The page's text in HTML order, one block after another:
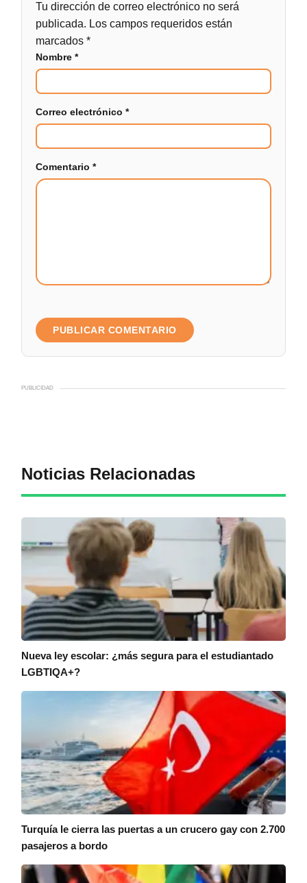
Tu dirección de correo electrónico no será
publicada. Los campos requeridos están
marcados*
Nombre*
Correo electrónico*
Comentario*
PUBLICIDAD
Noticias Relacionadas
Nueva ley escolar: ¿más segura para el estudiantado
LGBTIQA+?
Turquía le cierra las puertas a un crucero gay con 2.700
pasajeros a bordo